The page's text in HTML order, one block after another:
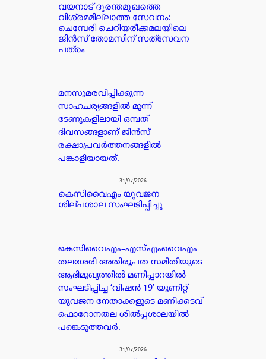
വയനാട് ദുരന്തമുഖത്തെ
വിശ്രമമില്ലാത്ത സേവനം:
ചെമ്പേരി ചെറിയരീക്കമലയിലെ
ജിൻസ് തോമസിന് സത്‌സേവന
പത്രം
മനസുമരവിപ്പിക്കുന്ന
സാഹചര്യങ്ങളിൽ മൂന്ന്
ടേണുകളിലായി ഒമ്പത്
ദിവസങ്ങളാണ് ജിൻസ്
രക്ഷാപ്രവർത്തനങ്ങളിൽ
പങ്കാളിയായത്.
31/07/2026
കെസിവൈഎം യുവജന
ശില്പശാല സംഘടിപ്പിച്ചു
കെസിവൈഎം–എസ്എംവൈഎം
തലശേരി അതിരൂപത സമിതിയുടെ
ആഭിമുഖ്യത്തിൽ മണിപ്പാറയിൽ
സംഘടിപ്പിച്ച ‘വിഷൻ 19’ യൂണിറ്റ്
യുവജന നേതാക്കളുടെ മണിക്കടവ്
ഫൊറോനതല ശിൽപ്പശാലയിൽ
പങ്കെടുത്തവർ.
31/07/2026